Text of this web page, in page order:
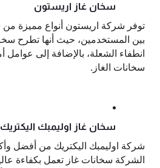
سخان غاز اريستون
سخانات الغاز.
سخان غاز اوليمبك اليكتريك